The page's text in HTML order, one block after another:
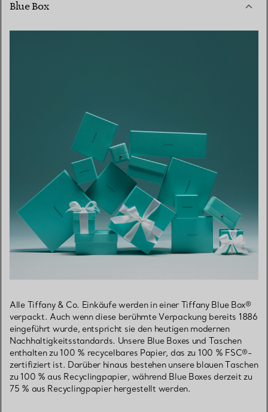
Blue Box
Alle Tiffany & Co. Einkäufe werden in einer Tiffany Blue Box®
verpackt. Auch wenn diese berühmte Verpackung bereits 1886
eingeführt wurde, entspricht sie den heutigen modernen
Nachhaltigkeitsstandards. Unsere Blue Boxes und Taschen
enthalten zu 100 % recycelbares Papier, das zu 100 % FSC®-
zertifiziert ist. Darüber hinaus bestehen unsere blauen Taschen
zu 100 % aus Recyclingpapier, während Blue Boxes derzeit zu
75 % aus Recyclingpapier hergestellt werden.